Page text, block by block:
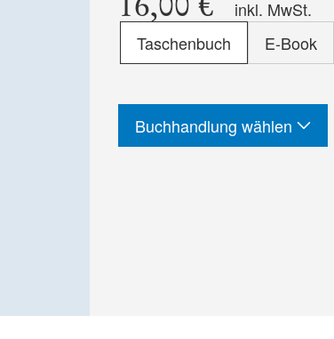
inkl. MwSt.
Taschenbuch E-Book
Buchhandlung wählen